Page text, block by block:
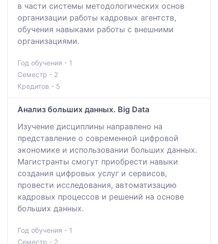
в части системы методологических основ
организации работы кадровых агентств,
обучения навыками работы с внешними
организациями.
Год обучения - 1
Семестр - 2
Кредитов - 5
Анализ больших данных. Big Data
Изучение дисциплины направлено на
представление о современной цифровой
экономике и использовании больших данных.
Магистранты смогут приобрести навыки
создания цифровых услуг и сервисов,
провести исследования, автоматизацию
кадровых процессов и решений на основе
больших данных.
Год обучения - 1
Семестр - 2